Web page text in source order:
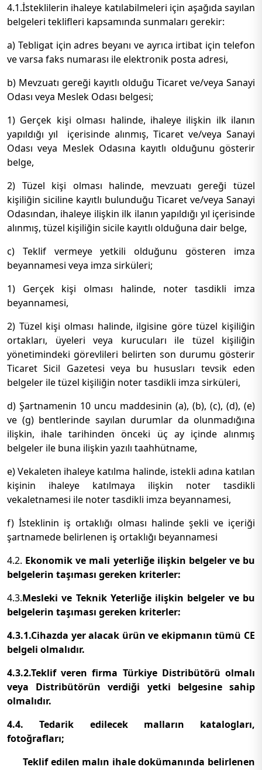
4.1.İsteklilerin ihaleye katılabilmeleri için aşağıda sayılan
belgeleri teklifleri kapsamında sunmaları gerekir:
a) Tebligat için adres beyanı ve ayrıca irtibat için telefon
ve varsa faks numarası ile elektronik posta adresi,
b) Mevzuatı gereği kayıtlı olduğu Ticaret ve/veya Sanayi
Odası veya Meslek Odası belgesi;
1) Gerçek kişi olması halinde, ihaleye ilişkin ilk ilanın
yapıldığı yıl içerisinde alınmış, Ticaret ve/veya Sanayi
Odası veya Meslek Odasına kayıtlı olduğunu gösterir
belge,
2) Tüzel kişi olması halinde, mevzuatı gereği tüzel
kişiliğin siciline kayıtlı bulunduğu Ticaret ve/veya Sanayi
Odasından, ihaleye ilişkin ilk ilanın yapıldığı yıl içerisinde
alınmış, tüzel kişiliğin sicile kayıtlı olduğuna dair belge,
c) Teklif vermeye yetkili olduğunu gösteren imza
beyannamesi veya imza sirküleri;
1) Gerçek kişi olması halinde, noter tasdikli imza
beyannamesi,
2) Tüzel kişi olması halinde, ilgisine göre tüzel kişiliğin
ortakları, üyeleri veya kurucuları ile tüzel kişiliğin
yönetimindeki görevlileri belirten son durumu gösterir
Ticaret Sicil Gazetesi veya bu hususları tevsik eden
belgeler ile tüzel kişiliğin noter tasdikli imza sirküleri,
d) Şartnamenin 10 uncu maddesinin (a), (b), (c), (d), (e)
ve (g) bentlerinde sayılan durumlar da olunmadığına
ilişkin, ihale tarihinden önceki üç ay içinde alınmış
belgeler ile buna ilişkin yazılı taahhütname,
e) Vekaleten ihaleye katılma halinde, istekli adına katılan
kişinin ihaleye katılmaya ilişkin noter tasdikli
vekaletnamesi ile noter tasdikli imza beyannamesi,
f) İsteklinin iş ortaklığı olması halinde şekli ve içeriği
şartnamede belirlenen iş ortaklığı beyannamesi
4.2. Ekonomik ve mali yeterliğe ilişkin belgeler ve bu
belgelerin taşıması gereken kriterler:
4.3.Mesleki ve Teknik Yeterliğe ilişkin belgeler ve bu
belgelerin taşıması gereken kriterler:
4.3.1.Cihazda yer alacak ürün ve ekipmanın tümü CE
belgeli olmalıdır.
4.3.2.Teklif veren firma Türkiye Distribütörü olmalı
veya Distribütörün verdiği yetki belgesine sahip
olmalıdır.
4.4. Tedarik edilecek malların katalogları,
fotoğrafları;
Teklif edilen malın ihale dokümanında belirlenen